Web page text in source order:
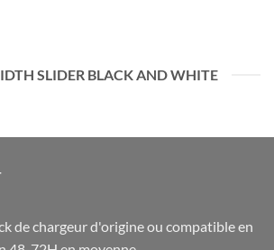
SLIDER BLACK AND WHITE
de chargeur d'origine ou compatible en